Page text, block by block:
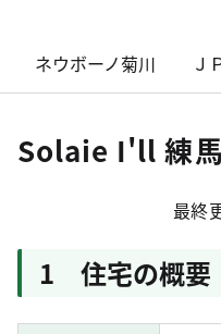
ネウボーノ菊川 Ｊ
Solaie I'll 練
最終
1 住宅の概要